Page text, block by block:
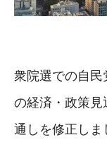
衆院選での自民
の経済・政策見
通しを修正し